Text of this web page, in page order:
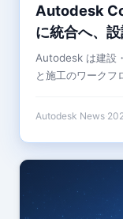
Autodesk
に統合へ、
Autodesk は建設
と施工のワークフ
となり、施工段階
Autodesk News